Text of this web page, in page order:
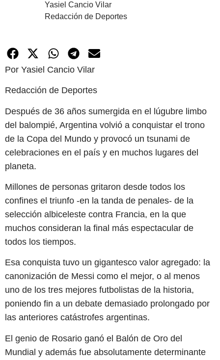
Yasiel Cancio Vilar
Redacción de Deportes
Por Yasiel Cancio Vilar
Redacción de Deportes
Después de 36 años sumergida en el lúgubre limbo
del balompié, Argentina volvió a conquistar el trono
de la Copa del Mundo y provocó un tsunami de
celebraciones en el país y en muchos lugares del
planeta.
Millones de personas gritaron desde todos los
confines el triunfo -en la tanda de penales- de la
selección albiceleste contra Francia, en la que
muchos consideran la final más espectacular de
todos los tiempos.
Esa conquista tuvo un gigantesco valor agregado: la
canonización de Messi como el mejor, o al menos
uno de los tres mejores futbolistas de la historia,
poniendo fin a un debate demasiado prolongado por
las anteriores catástrofes argentinas.
El genio de Rosario ganó el Balón de Oro del
Mundial y además fue absolutamente determinante